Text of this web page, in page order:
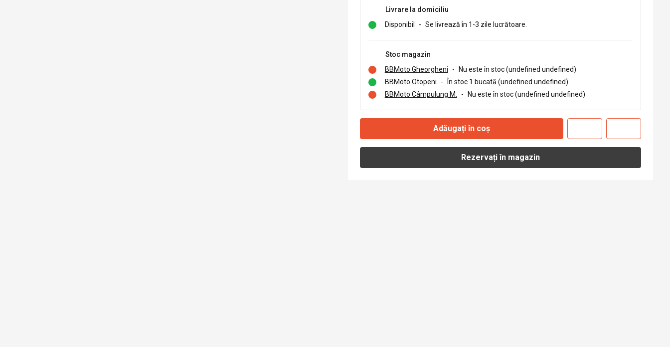
Livrare la domiciliu
Disponibil
- Se livrează în 1-3 zile lucrătoare.
Stoc magazin
BBMoto Gheorgheni
-
Nu este în stoc (undefined undefined)
BBMoto Otopeni
-
În stoc 1 bucată (undefined undefined)
BBMoto Câmpulung M.
- Nu este în stoc (undefined undefined)
Adăugați în coș
Rezervați în magazin